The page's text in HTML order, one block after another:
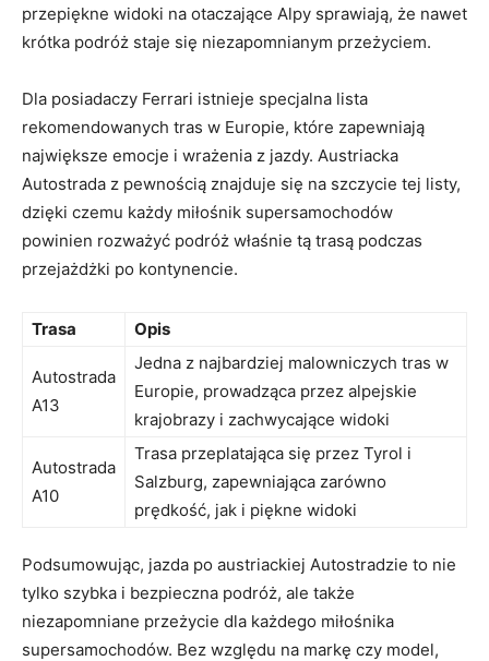
przepiękne widoki na otaczające Alpy⁣ sprawiają, ⁤że nawet
krótka podróż ⁤staje‌ się niezapomnianym przeżyciem.
Dla posiadaczy Ferrari ⁣istnieje specjalna lista​
rekomendowanych tras ​w Europie, które ⁢zapewniają
największe‍ emocje​ i wrażenia z jazdy. Austriacka
Autostrada ‌z pewnością ⁢znajduje ⁤się na szczycie tej‍ listy,‍
dzięki czemu każdy miłośnik⁢ supersamochodów
powinien rozważyć podróż właśnie tą trasą podczas
przejażdżki po kontynencie.
Trasa Opis
Autostrada
A13
Jedna ⁤z najbardziej malowniczych tras ⁢w
Europie, ⁤prowadząca przez alpejskie
krajobrazy i zachwycające widoki
Autostrada
A10
Trasa przeplatająca‌ się ‍przez Tyrol i
Salzburg, zapewniająca zarówno
prędkość, jak i piękne‌ widoki
Podsumowując, jazda po austriackiej Autostradzie ⁤to ‌nie
tylko‌ szybka i ⁤bezpieczna ⁤podróż,⁢ ale także⁤
niezapomniane przeżycie dla każdego miłośnika‍
supersamochodów.‍ Bez względu na markę ⁤czy​ model,